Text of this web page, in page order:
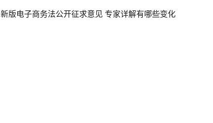
新版电子商务法公开征求意见 专家详解有哪些变化